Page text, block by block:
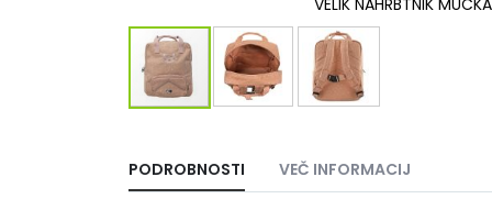
galerije
slik
PODROBNOSTI VEČ INFORMACIJ